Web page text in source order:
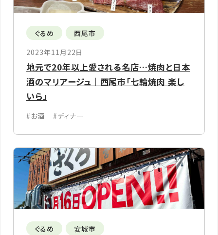
ぐるめ
西尾市
2023年11月22日
地元で20年以上愛される名店…焼肉と日本
酒のマリアージュ｜西尾市「七輪焼肉 楽し
いら」
#お酒 #ディナー
ぐるめ
安城市